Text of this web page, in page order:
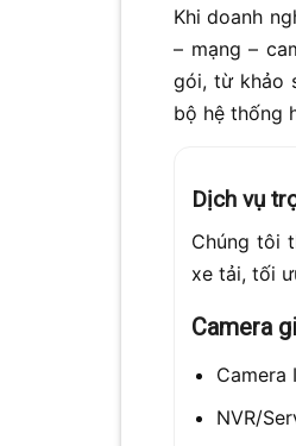
Khi doanh
– mạng –
gói, từ khảo
bộ hệ thống
Dịch vụ
Chúng tôi
xe tải, tối
Camera
Camera
NVR/